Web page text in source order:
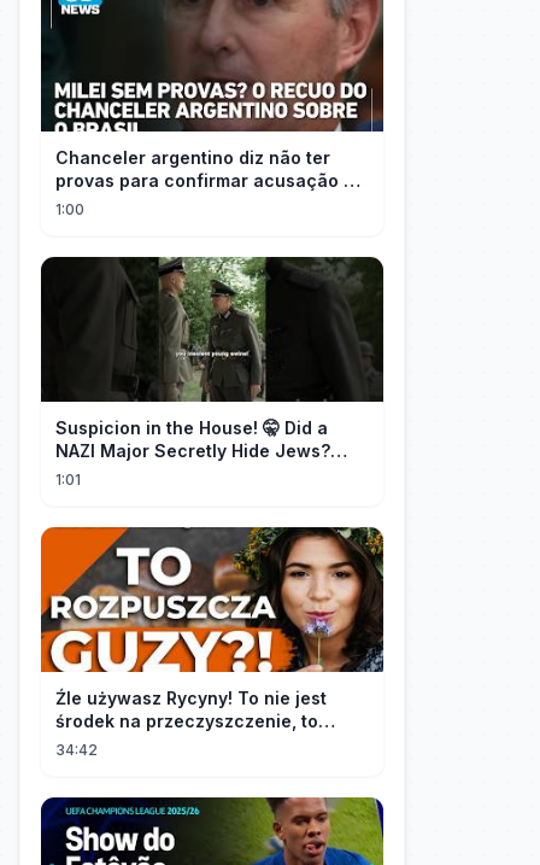
Chanceler argentino diz não ter
provas para confirmar acusação de
Milei contra Brasil | OP News
1:00
Suspicion in the House! 🤫 Did a
NAZI Major Secretly Hide Jews?
#short #movie
1:01
Źle używasz Rycyny! To nie jest
środek na przeczyszczenie, to
potężny "rozpuszczalnik".
34:42